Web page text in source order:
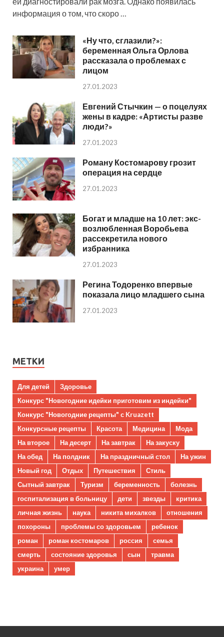
информация о том, что скоро …
«Ну что, сглазили?»:
беременная Ольга Орлова
рассказала о проблемах с
лицом
27.01.2023
Евгений Стычкин — о поцелуях
жены в кадре: «Артисты разве
люди?»
27.01.2023
Роману Костомарову грозит
операция на сердце
27.01.2023
Богат и младше на 10 лет: экс-
возлюбленная Воробьева
рассекретила нового
избранника
27.01.2023
Регина Тодоренко впервые
показала лицо младшего сына
27.01.2023
МЕТКИ
Для детей
Здоровье
Конкурс "Новогодние идейки приготовим из индейки"
Конкурс "Новогодние рецепты" с Kruazett
Конкурсные рецепты
Красота Медицина
Мода
На второе
На десерт На завтрак
На закуску
На обед
На полдник На праздничный стол
На ужин
Новый год
Отдых Путешествия
Стиль
Сытный завтрак
Туризм беременность
болезнь
госпитализация в больницу
дети звезды
критика
личная жизнь
наука никита михалков
отношения
похороны
проблемы со здоровьем
ребенок
роман
роман костомаров россия
семья
смерть
состояние здоровья сын
травма
украина
умер